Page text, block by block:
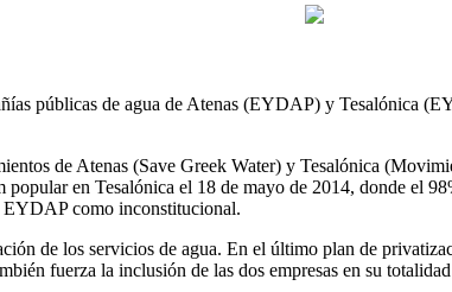
públicas de agua de Atenas (EYDAP) y Tesalónica
de Atenas (Save Greek Water) y Tesalónica
en Tesalónica el 18 de mayo de 2014, donde el
EYDAP como inconstitucional.
de los servicios de agua. En el último plan de
fuerza la inclusión de las dos empresas en su